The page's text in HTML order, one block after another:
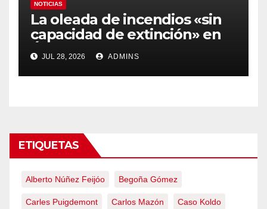
NOTICIAS
La oleada de incendios «sin
capacidad de extinción» en
Ávila y al oeste de Madrid
obliga a declarar la
emergencia nacional
JUL 28, 2026 ADMINS
ETIQUETAS
Alberto Núñez Feijóo Begoña Gómez
Carles Puigdemont Carlos Mazón Caso Koldo